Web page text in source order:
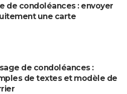
de condoléances : envoyer
une carte
de condoléances :
de textes et modèle de